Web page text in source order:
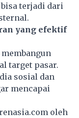
terjadi dari
yang efektif
target pasar.
sosial dan
mencapai
oleh